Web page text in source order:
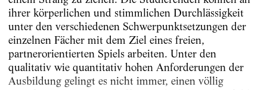
ihrer körperlichen und stimmlichen Durchlässigkeit
unter den verschiedenen Schwerpunktsetzungen der
einzelnen Fächer mit dem Ziel eines freien,
partnerorientierten Spiels arbeiten. Unter den
qualitativ wie quantitativ hohen Anforderungen der
Ausbildung gelingt es nicht immer, einen völlig